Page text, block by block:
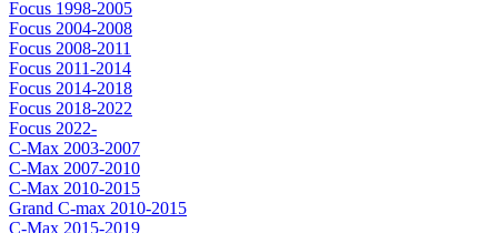
Focus 1998-2005
Focus 2004-2008
Focus 2008-2011
Focus 2011-2014
Focus 2014-2018
Focus 2018-2022
Focus 2022-
C-Max 2003-2007
C-Max 2007-2010
C-Max 2010-2015
Grand C-max 2010-2015
C-Max 2015-2019